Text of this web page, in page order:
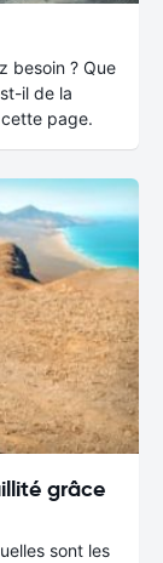
besoin ? Que
il de la
page.
grâce
sont les